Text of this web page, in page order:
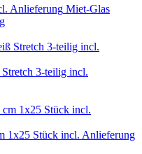
Miet-Glas
3-teilig incl.
1x25 Stück incl. Anlieferung